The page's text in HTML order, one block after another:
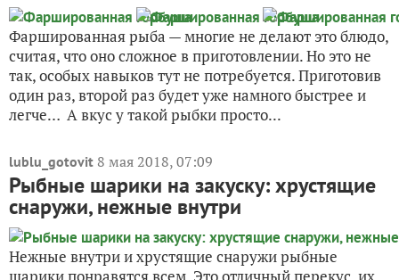
Фаршированная рыба — многие не делают это блюдо,
считая, что оно сложное в приготовлении. Но это не
так, особых навыков тут не потребуется. Приготовив
один раз, второй раз будет уже намного быстрее и
легче… А вкус у такой рыбки просто...
lublu_gotovit 8 мая 2018, 07:09
Рыбные шарики на закуску: хрустящие
снаружи, нежные внутри
Нежные внутри и хрустящие снаружи рыбные